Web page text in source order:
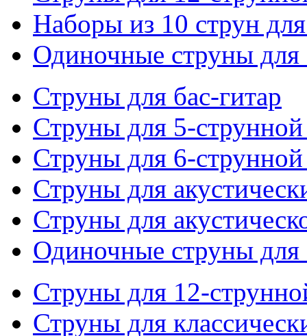
Наборы из 10 струн
Одиночные струны для
Струны для бас-гитар
Струны для 5-
Струны для 6-
Струны для
Струны для
Одиночные струны для
Струны для 12-
Струны для